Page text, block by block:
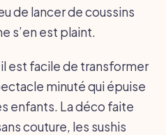
de lancer de coussins
s’en est plaint.
est facile de transformer
minuté qui épuise
enfants. La déco faite
couture, les sushis